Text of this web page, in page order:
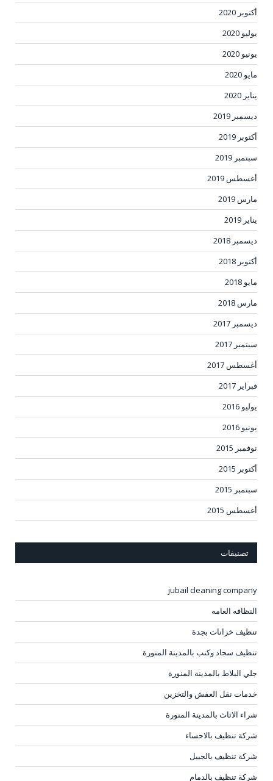
أكتوبر 2020
يوليو 2020
يونيو 2020
مايو 2020
يناير 2020
ديسمبر 2019
أكتوبر 2019
سبتمبر 2019
أغسطس 2019
مارس 2019
يناير 2019
ديسمبر 2018
أكتوبر 2018
مايو 2018
مارس 2018
ديسمبر 2017
سبتمبر 2017
أغسطس 2017
فبراير 2017
يوليو 2016
يونيو 2016
نوفمبر 2015
أكتوبر 2015
سبتمبر 2015
أغسطس 2015
تصنيفات
jubail cleaning company
النظافه العامه
تنظيف خزانات بجدة
تنظيف سجاد وكنب بالمدينة المنورة
جلي البلاط بالمدينة المنورة
خدمات نقل العفش والتخزين
شراء الاثاث بالمدينة المنورة
شركة تنظيف بالاحساء
شركة تنظيف بالجبيل
شركة تنظيف بالدمام